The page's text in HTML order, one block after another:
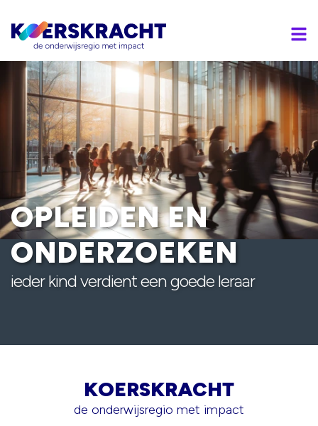
OPLEIDEN EN
ONDERZOEKEN
ieder kind verdient een goede leraar
KOERSKRACHT
de onderwijsregio met impact